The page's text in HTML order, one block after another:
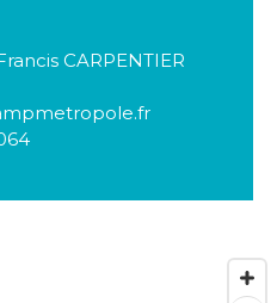
CARPENTIER